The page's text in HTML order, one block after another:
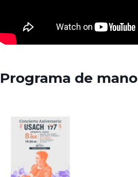
Programa de mano